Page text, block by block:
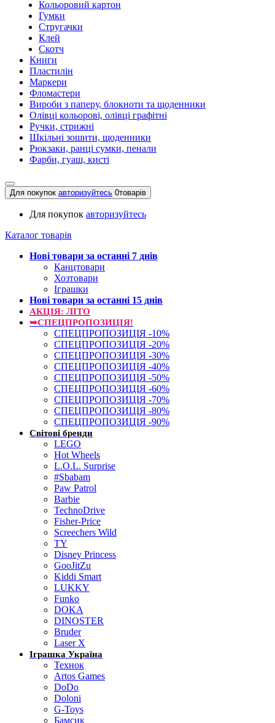
Кольоровий картон
Гумки
Стругачки
Клей
Скотч
Книги
Пластилін
Маркери
Фломастери
Вироби з паперу, блокноти та щоденники
Олівці кольорові, олівці графітні
Ручки, стрижні
Шкільні зошити, щоденники
Рюкзаки, ранці сумки, пенали
Фарби, гуаш, кисті
Для покупок авторизуйтесь 0товарів
Для покупок авторизуйтесь
Каталог товарів
Нові товари за останнi 7 днiв
Канцтовари
Хозтовари
Іграшки
Нові товари за останнi 15 днiв
АКЦІЯ: ЛІТО
➥СПЕЦПРОПОЗИЦІЯ!
СПЕЦПРОПОЗИЦІЯ -10%
СПЕЦПРОПОЗИЦІЯ -20%
СПЕЦПРОПОЗИЦІЯ -30%
СПЕЦПРОПОЗИЦІЯ -40%
СПЕЦПРОПОЗИЦІЯ -50%
СПЕЦПРОПОЗИЦІЯ -60%
СПЕЦПРОПОЗИЦІЯ -70%
СПЕЦПРОПОЗИЦІЯ -80%
СПЕЦПРОПОЗИЦІЯ -90%
Світові бренди
LEGO
Hot Wheels
L.O.L. Surprise
#Sbabam
Paw Patrol
Barbie
TechnoDrive
Fisher-Price
Screechers Wild
TY
Disney Princess
GooJitZu
Kiddi Smart
LUKKY
Funko
DOKA
DINOSTER
Bruder
Laser X
Іграшка Україна
Технок
Artos Games
DoDo
Doloni
G-Toys
Бамсик